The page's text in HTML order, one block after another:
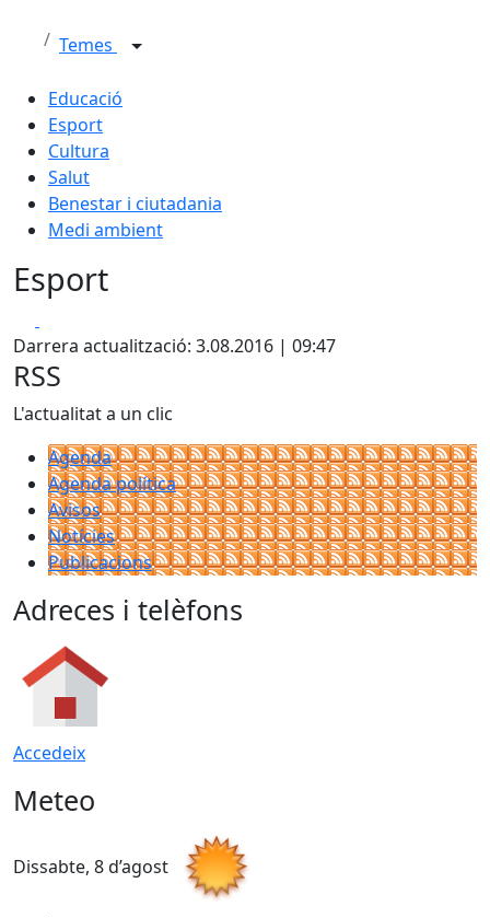
Temes
Educació
Esport
Cultura
Salut
Benestar i ciutadania
Medi ambient
Esport
Darrera actualització: 3.08.2016 | 09:47
RSS
L'actualitat a un clic
Agenda
Agenda política
Avisos
Notícies
Publicacions
Adreces i telèfons
Accedeix
Meteo
Dissabte, 8 d’agost